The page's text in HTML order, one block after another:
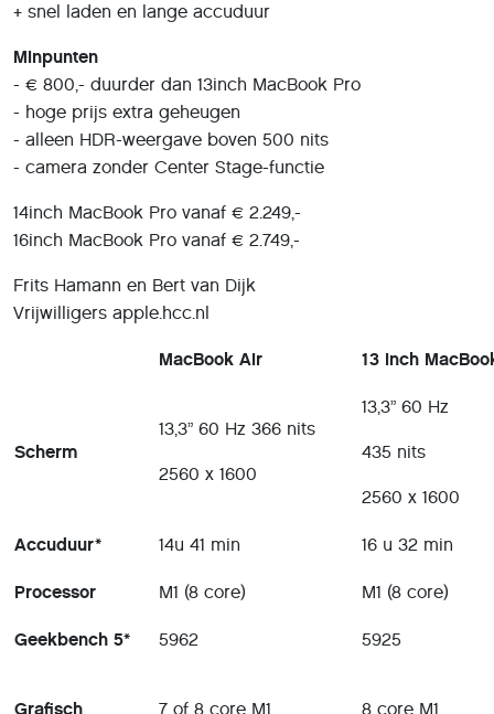
+ snel laden en lange accuduur
Minpunten
- € 800,- duurder dan 13inch MacBook Pro
- hoge prijs extra geheugen
- alleen HDR-weergave boven 500 nits
- camera zonder Center Stage-functie
14inch MacBook Pro vanaf € 2.249,-
16inch MacBook Pro vanaf € 2.749,-
Frits Hamann en Bert van Dijk
Vrijwilligers apple.hcc.nl
MacBook Air 13 inch
Scherm
13,3” 60 Hz 366 nits
2560 x 1600
13,3” 60 Hz
435 nits
2560 x 1600
Accuduur* 14u 41 min 16 u 32 min
Processor M1 (8 core) M1 (8 core)
Geekbench 5* 5962 5925
Grafisch 7 of 8 core M1 8 core M1